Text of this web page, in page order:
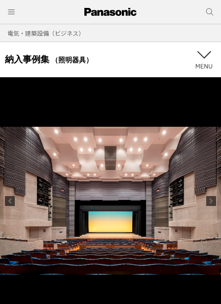
電気・建築設備（ビジネス）
納入事例集 （照明器具）